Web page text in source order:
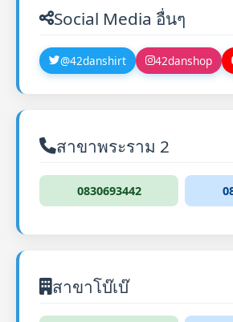
Social Media อื่นๆ
@42danshirt 42danshop
สาขาพระราม 2
0830693442
สาขาโบ๊เบ๊